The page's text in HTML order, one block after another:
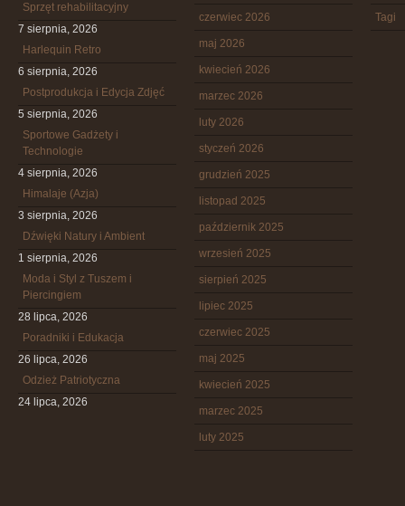
Sprzęt rehabilitacyjny
7 sierpnia, 2026
Harlequin Retro
6 sierpnia, 2026
Postprodukcja i Edycja Zdjęć
5 sierpnia, 2026
Sportowe Gadżety i
Technologie
4 sierpnia, 2026
Himalaje (Azja)
3 sierpnia, 2026
Dźwięki Natury i Ambient
1 sierpnia, 2026
Moda i Styl z Tuszem i
Piercingiem
28 lipca, 2026
Poradniki i Edukacja
26 lipca, 2026
Odzież Patriotyczna
24 lipca, 2026
czerwiec 2026
maj 2026
kwiecień 2026
marzec 2026
luty 2026
styczeń 2026
grudzień 2025
listopad 2025
październik 2025
wrzesień 2025
sierpień 2025
lipiec 2025
czerwiec 2025
maj 2025
kwiecień 2025
marzec 2025
luty 2025
Tagi